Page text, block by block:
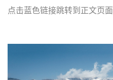
点击蓝色链接跳转到正文页面